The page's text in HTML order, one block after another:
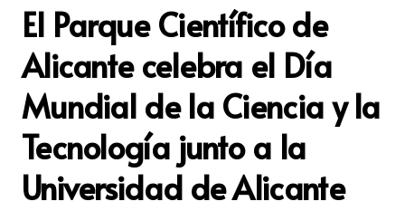
El Parque Científico de
Alicante celebra el Día
Mundial de la Ciencia y la
Tecnología junto a la
Universidad de Alicante